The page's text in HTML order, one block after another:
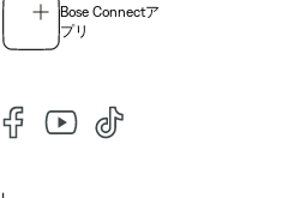
Bose Connectア
プリ